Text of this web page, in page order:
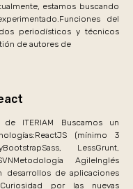
estamos buscando
del
periodísticos y técnicos
de autores de
ITERIAM Buscamos un
(mínimo 3
LessGrunt,
AgileInglés
desarrollos de aplicaciones
por las nuevas